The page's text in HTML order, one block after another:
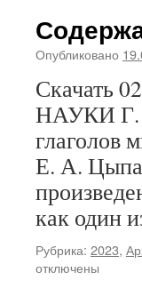
Опубликовано
Скачать
НАУКИ Г.
глаголов
Е. А.
как один
Рубрика: 2023,
отключены